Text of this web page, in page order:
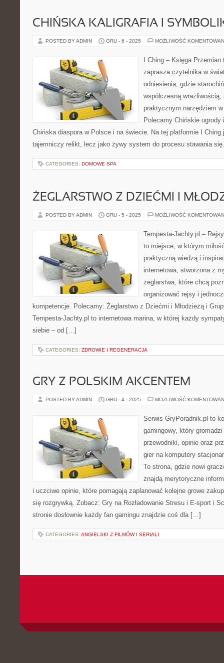
CHIŃSKA KALIGRAFIA I
POSTED BY ADMIN GRU - 6 - 2025 MOŻLIWOŚĆ
I Ching – Księga
zaprasza czytelnika w
odniesienia, gdzie
współczesną
praktycznym narzędziem
Polecamy Chińskie
Chińska diaspora w Polsce i na świecie. Na tej platformie I
tajemniczy relikt, lecz jako żywy system do procesu stawania
CATEGORIES: DOMOWE SPA
ŻEGLARSTWO Z DZIEĆMI I
POSTED BY ADMIN GRU - 5 - 2025 MOŻLIWOŚĆ
Tempesta-Jachty.pl –
to miejsce, w którym
praktyczną wiedzą i
internetowa, stworzona z
żeglarstwa, które chcą
organizować rejsy i
kompetencje. Polecamy: Żeglarstwo z Dziećmi i Młodzieżą i
Tempesta-Jachty.pl to internetowa marina, w której każdy
siebie – od […]
CATEGORIES: ZDROWIE I REGENERACJA
GRY Z POLSKIM AKCENTEM
POSTED BY ADMIN GRU - 4 - 2025 MOŻLIWOŚĆ
Serwis GryPoradnik.pl to
gamingowy, który
przewodniki, opinie oraz
gier na komputery
To strona, gdzie nowi
znajdą merytoryczne
i uczciwe opinie, które pomagają zaplanować kolejne growe
się rozgrywką. Zobacz: Gry na Rozładowanie Stresu i E-sport i
stronie dosłownie każdy fan gamingu znajdzie coś dla […]
CATEGORIES: ANGIELSKI Z FILMÓW I SERIALI